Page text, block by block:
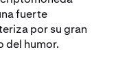
fuerte
por su gran
del humor.